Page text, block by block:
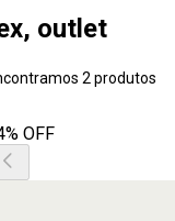
outlet
2 produtos
OFF